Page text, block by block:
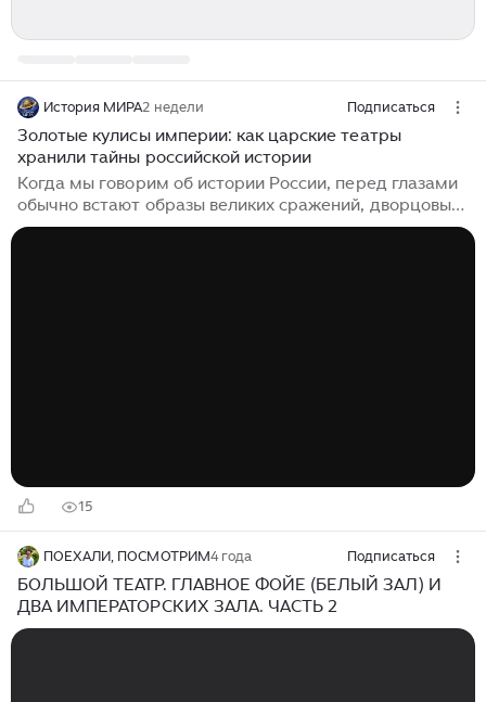
История МИРА2 недели Подписаться
Золотые кулисы империи: как царские театры
хранили тайны российской истории
Когда мы говорим об истории России, перед глазами
обычно встают образы великих сражений, дворцовых
переворотов и политических интриг. Однако
15
ПОЕХАЛИ, ПОСМОТРИМ4 года Подписаться
БОЛЬШОЙ ТЕАТР. ГЛАВНОЕ ФОЙЕ (БЕЛЫЙ ЗАЛ) И
ДВА ИМПЕРАТОРСКИХ ЗАЛА. ЧАСТЬ 2